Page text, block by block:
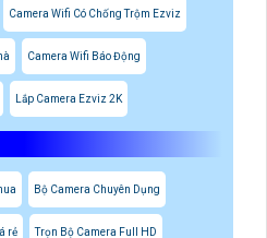
Camera Wifi Có Chống Trộm Ezviz
Camera Wifi Báo Động
Lắp Camera Ezviz 2K
Bộ Camera Chuyên Dụng
rẻ Trọn Bộ Camera Full HD